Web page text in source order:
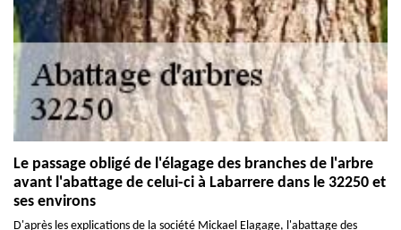
Le passage obligé de l'élagage des branches de l'arbre
avant l'abattage de celui-ci à Labarrere dans le 32250 et
ses environs
D'après les explications de la société Mickael Elagage, l'abattage des